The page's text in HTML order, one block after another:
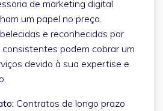
de marketing digital
um papel no preço.
e reconhecidas por
podem cobrar um
devido à sua expertise e
Contratos de longo prazo